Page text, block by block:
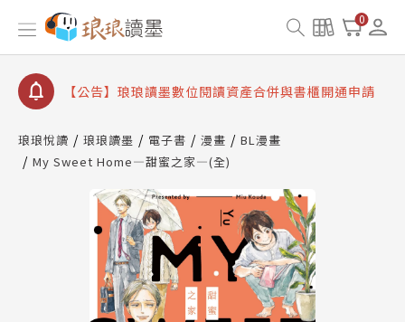
0
【公告】琅琅讀墨 3 分鐘完成書櫃開通與資產合併申
請圖文教學
【公告】琅琅書店服務升級重要說明及資產合併結果
【公告】琅琅讀墨數位閱讀資產合併與書櫃開通申請
琅琅悅讀 琅琅讀墨 電子書 漫畫
BL漫畫
My Sweet Home—甜蜜之家—(全)